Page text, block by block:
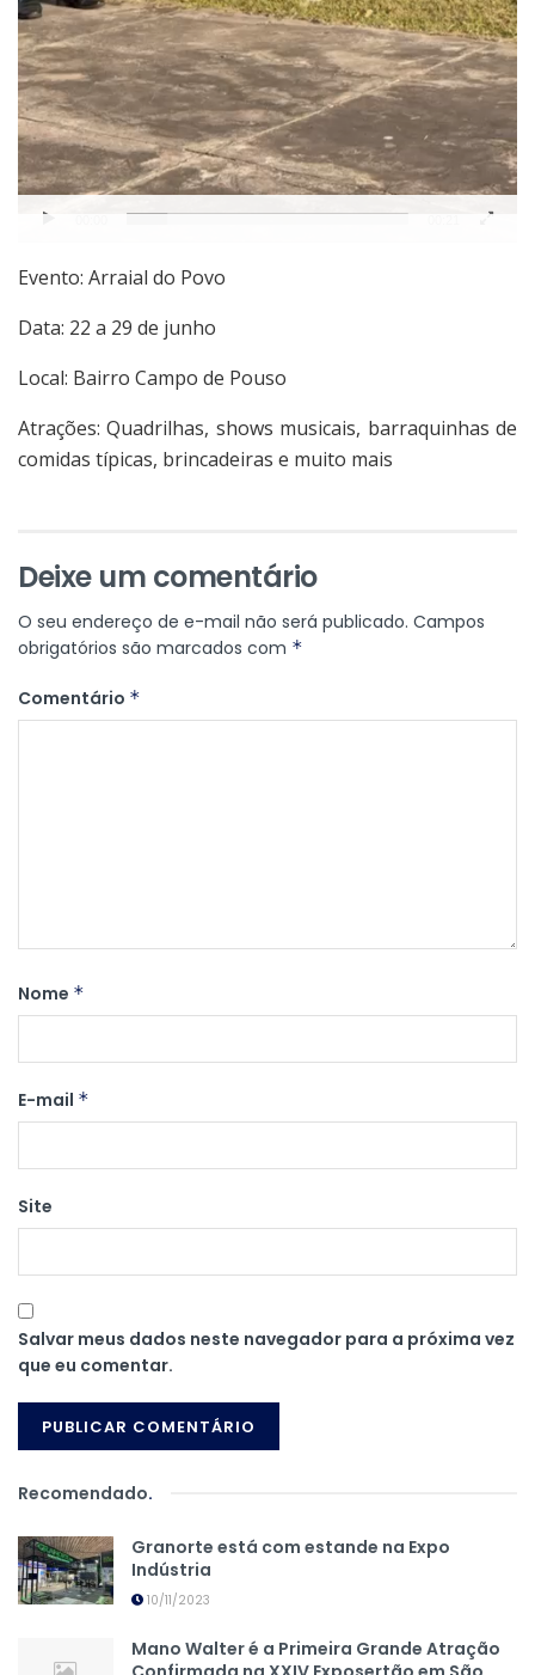
Evento: Arraial do Povo
Data: 22 a 29 de junho
Local: Bairro Campo de Pouso
Atrações: Quadrilhas, shows musicais, barraquinhas de
comidas típicas, brincadeiras e muito mais
Deixe um comentário
O seu endereço de e-mail não será publicado. Campos
obrigatórios são marcados com *
Comentário *
Nome *
E-mail *
Site
Salvar meus dados neste navegador para a próxima vez
que eu comentar.
Recomendado.
Granorte está com estande na Expo
Indústria
10/11/2023
Mano Walter é a Primeira Grande Atração